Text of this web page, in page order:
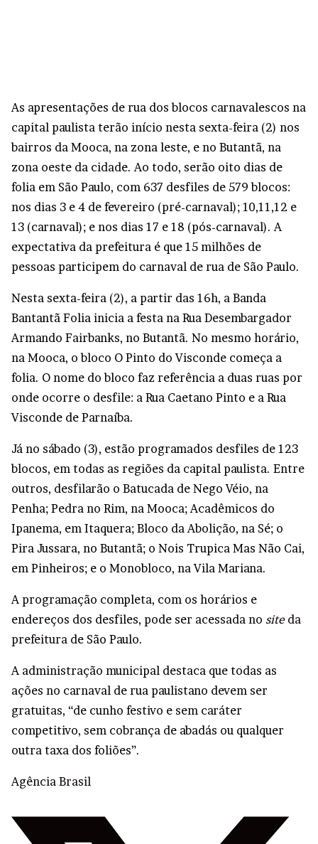
As apresentações de rua dos blocos carnavalescos na
capital paulista terão início nesta sexta-feira (2) nos
bairros da Mooca, na zona leste, e no Butantã, na
zona oeste da cidade. Ao todo, serão oito dias de
folia em São Paulo, com 637 desfiles de 579 blocos:
nos dias 3 e 4 de fevereiro (pré-carnaval); 10,11,12 e
13 (carnaval); e nos dias 17 e 18 (pós-carnaval). A
expectativa da prefeitura é que 15 milhões de
pessoas participem do carnaval de rua de São Paulo.
Nesta sexta-feira (2), a partir das 16h, a Banda
Bantantã Folia inicia a festa na Rua Desembargador
Armando Fairbanks, no Butantã. No mesmo horário,
na Mooca, o bloco O Pinto do Visconde começa a
folia. O nome do bloco faz referência a duas ruas por
onde ocorre o desfile: a Rua Caetano Pinto e a Rua
Visconde de Parnaíba.
Já no sábado (3), estão programados desfiles de 123
blocos, em todas as regiões da capital paulista. Entre
outros, desfilarão o Batucada de Nego Véio, na
Penha; Pedra no Rim, na Mooca; Acadêmicos do
Ipanema, em Itaquera; Bloco da Abolição, na Sé; o
Pira Jussara, no Butantã; o Nois Trupica Mas Não Cai,
em Pinheiros; e o Monobloco, na Vila Mariana.
A programação completa, com os horários e
endereços dos desfiles, pode ser acessada no siteda
prefeitura de São Paulo.
A administração municipal destaca que todas as
ações no carnaval de rua paulistano devem ser
gratuitas, “de cunho festivo e sem caráter
competitivo, sem cobrança de abadás ou qualquer
outra taxa dos foliões”.
Agência Brasil